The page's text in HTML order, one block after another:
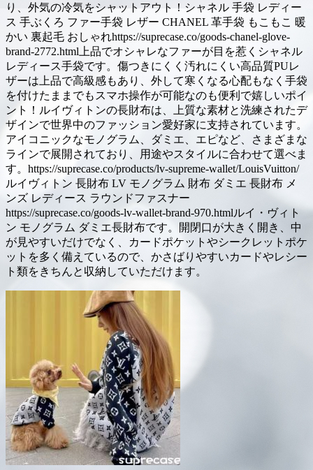
り、外気の冷気をシャットアウト！シャネル 手袋 レディー
ス 手ぶくろ ファー手袋 レザー CHANEL 革手袋 もこもこ 暖
かい 裏起毛 おしゃれhttps://suprecase.co/goods-chanel-glove-
brand-2772.html上品でオシャレなファーが目を惹くシャネル
レディース手袋です。傷つきにくく汚れにくい高品質PUレ
ザーは上品で高級感もあり、外して寒くなる心配もなく手袋
を付けたままでもスマホ操作が可能なのも便利で嬉しいポイ
ント！ルイヴィトンの長財布は、上質な素材と洗練されたデ
ザインで世界中のファッション愛好家に支持されています。
アイコニックなモノグラム、ダミエ、エピなど、さまざまな
ラインで展開されており、用途やスタイルに合わせて選べま
す。https://suprecase.co/products/lv-supreme-wallet/LouisVuitton/
ルイヴィトン 長財布 LV モノグラム 財布 ダミエ 長財布 メ
ンズ レディース ラウンドファスナー
https://suprecase.co/goods-lv-wallet-brand-970.htmlルイ・ヴィト
ン モノグラム ダミエ長財布です。開閉口が大きく開き、中
が見やすいだけでなく、カードポケットやシークレットポケ
ットを多く備えているので、かさばりやすいカードやレシー
ト類をきちんと収納していただけます。